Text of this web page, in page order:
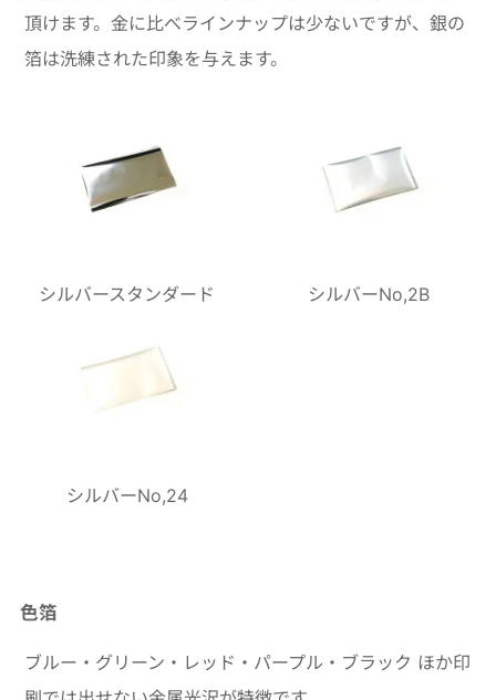
頂けます。金に比べラインナップは少ないですが、銀の
箔は洗練された印象を与えます。
シルバースタンダード シルバーNo,2B
シルバーNo,24
色箔
ブルー・グリーン・レッド・パープル・ブラック ほか印